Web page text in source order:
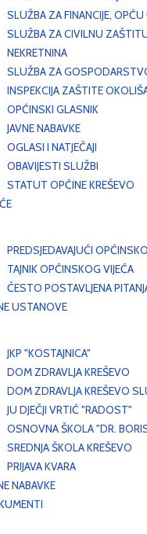
SLUŽBA ZA FINANCIJE,
SLUŽBA ZA CIVILNU
NEKRETNINA
SLUŽBA ZA
INSPEKCIJA ZAŠTITE
OPĆINSKI GLASNIK
JAVNE NABAVKE
OGLASI I NATJEČAJI
OBAVIJESTI SLUŽBI
STATUT OPĆINE KREŠEVO
PREDSJEDAVAJUĆI
TAJNIK OPĆINSKOG VIJEĆA
ČESTO POSTAVLJENA
USTANOVE
JKP "KOSTAJNICA"
DOM ZDRAVLJA KREŠEVO
DOM ZDRAVLJA KREŠEVO
JU DJEČJI VRTIĆ "RADOST"
OSNOVNA ŠKOLA "DR.
SREDNJA ŠKOLA KREŠEVO
PRIJAVA KVARA
NABAVKE